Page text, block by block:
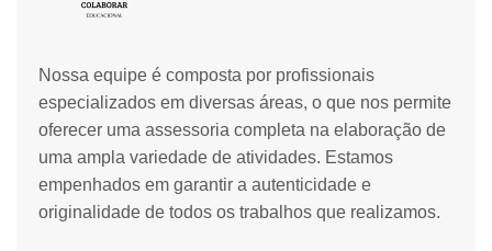
Nossa equipe é composta por profissionais
especializados em diversas áreas, o que nos permite
oferecer uma assessoria completa na elaboração de
uma ampla variedade de atividades. Estamos
empenhados em garantir a autenticidade e
originalidade de todos os trabalhos que realizamos.